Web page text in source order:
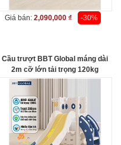
Giá bán: 2,090,000 ₫ -30%
Cầu trượt BBT Global máng dài
2m cỡ lớn tải trọng 120kg
BSL410